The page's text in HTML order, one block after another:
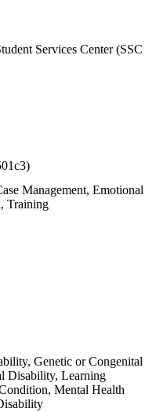
Services Center (SSC
Management, Emotional
Training
Genetic or Congenital
Disability, Learning
Mental Health